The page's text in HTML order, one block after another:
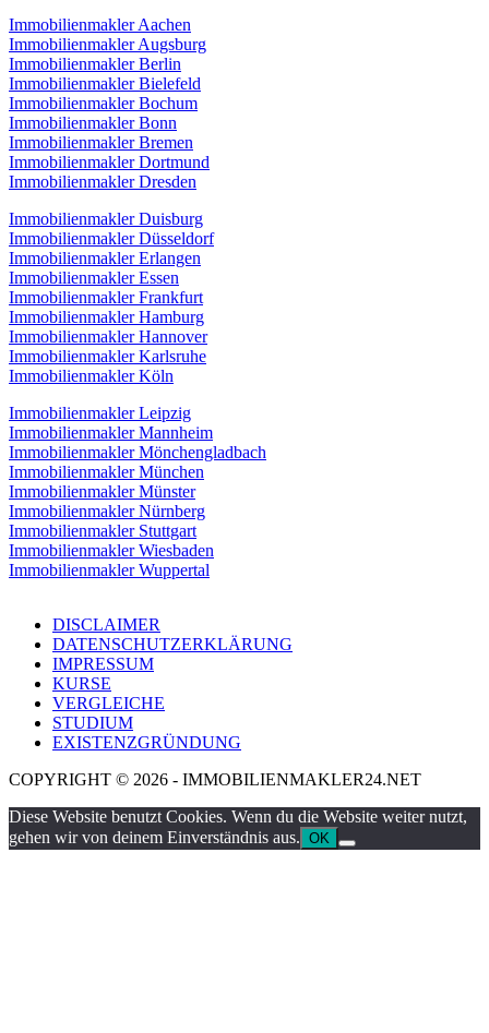
Immobilienmakler Aachen
Immobilienmakler Augsburg
Immobilienmakler Berlin
Immobilienmakler Bielefeld
Immobilienmakler Bochum
Immobilienmakler Bonn
Immobilienmakler Bremen
Immobilienmakler Dortmund
Immobilienmakler Dresden
Immobilienmakler Duisburg
Immobilienmakler Düsseldorf
Immobilienmakler Erlangen
Immobilienmakler Essen
Immobilienmakler Frankfurt
Immobilienmakler Hamburg
Immobilienmakler Hannover
Immobilienmakler Karlsruhe
Immobilienmakler Köln
Immobilienmakler Leipzig
Immobilienmakler Mannheim
Immobilienmakler Mönchengladbach
Immobilienmakler München
Immobilienmakler Münster
Immobilienmakler Nürnberg
Immobilienmakler Stuttgart
Immobilienmakler Wiesbaden
Immobilienmakler Wuppertal
DISCLAIMER
DATENSCHUTZERKLÄRUNG
IMPRESSUM
KURSE
VERGLEICHE
STUDIUM
EXISTENZGRÜNDUNG
COPYRIGHT © 2026 - IMMOBILIENMAKLER24.NET
Diese Website benutzt Cookies. Wenn du die Website weiter nutzt,
gehen wir von deinem Einverständnis aus. OK